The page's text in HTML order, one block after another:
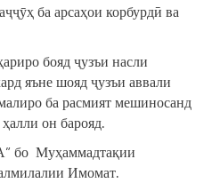
ба арсаҳои корбурдӣ ва
бояд ҷузъи насли
яъне шояд ҷузъи аввали
ба расмият мешиносанд
он барояд.
бо Муҳаммадтақии
Имомат.